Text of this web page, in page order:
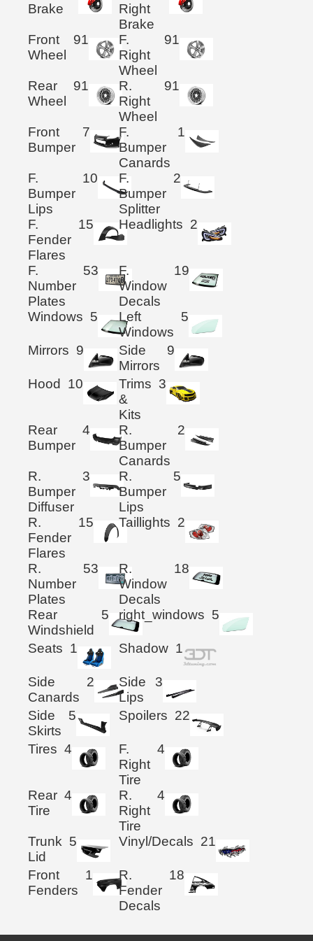
Brake
Right
Brake
Front
Wheel
91
F.
Right
Wheel
91
Rear
Wheel
91
R.
Right
Wheel
91
Front
Bumper
7
F.
Bumper
Canards
1
F.
Bumper
Lips
10
F.
Bumper
Splitter
2
F.
Fender
Flares
15 Headlights 2
F.
Number
Plates
53
F.
Window
Decals
19
Windows 5
Left
Windows
5
Mirrors 9
Side
Mirrors
9
Hood 10
Trims
&
Kits
3
Rear
Bumper
4
R.
Bumper
Canards
2
R.
Bumper
Diffuser
3
R.
Bumper
Lips
5
R.
Fender
Flares
15 Taillights 2
R.
Number
Plates
53
R.
Window
Decals
18
Rear
Windshield
5 right_windows 5
Seats 1 Shadow 1
Side
Canards
2
Side
Lips
3
Side
Skirts
5 Spoilers 22
Tires 4
F.
Right
Tire
4
Rear
Tire
4
R.
Right
Tire
4
Trunk
Lid
5 Vinyl/Decals 21
Front
Fenders
1
R.
Fender
Decals
18